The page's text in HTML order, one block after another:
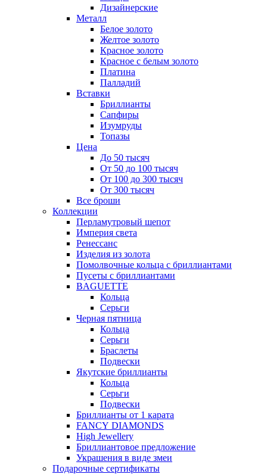
Дизайнерские
Металл
Белое золото
Желтое золото
Красное золото
Красное с белым золото
Платина
Палладий
Вставки
Бриллианты
Сапфиры
Изумруды
Топазы
Цена
До 50 тысяч
От 50 до 100 тысяч
От 100 до 300 тысяч
От 300 тысяч
Все броши
Коллекции
Перламутровый шепот
Империя света
Ренессанс
Изделия из золота
Помолвочные кольца с бриллиантами
Пусеты с бриллиантами
BAGUETTE
Кольца
Серьги
Черная пятница
Кольца
Серьги
Браслеты
Подвески
Якутские бриллианты
Кольца
Серьги
Подвески
Бриллианты от 1 карата
FANCY DIAMONDS
High Jewellery
Бриллиантовое предложение
Украшения в виде змеи
Подарочные сертификаты